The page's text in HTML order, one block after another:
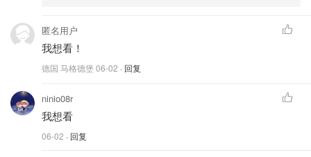
匿名用户
我想看！
德国 马格德堡 06-02 · 回复
ninio08r
我想看
06-02 · 回复